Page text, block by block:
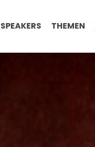
SPEAKERS THEMEN